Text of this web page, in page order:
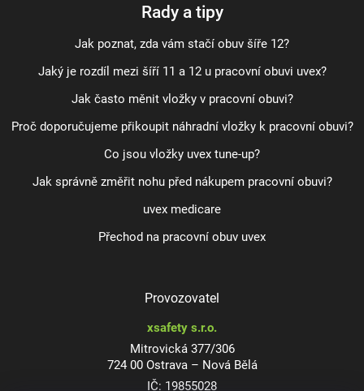
Rady a tipy
Jak poznat, zda vám stačí obuv šíře 12?
Jaký je rozdíl mezi šíří 11 a 12 u pracovní obuvi uvex?
Jak často měnit vložky v pracovní obuvi?
Proč doporučujeme přikoupit náhradní vložky k pracovní obuvi?
Co jsou vložky uvex tune-up?
Jak správně změřit nohu před nákupem pracovní obuvi?
uvex medicare
Přechod na pracovní obuv uvex
Provozovatel
xsafety s.r.o.
Mitrovická 377/306
724 00 Ostrava – Nová Bělá
IČ: 19855028